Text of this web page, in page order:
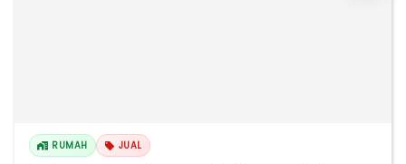
RUMAH JUAL